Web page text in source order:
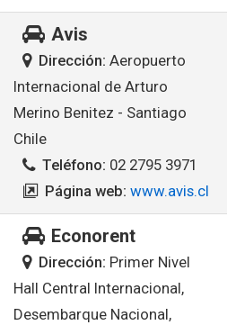
Avis
Dirección: Aeropuerto
Internacional de Arturo
Merino Benitez - Santiago
Chile
Teléfono: 02 2795 3971
Página web: www.avis.cl
Econorent
Dirección: Primer Nivel
Hall Central Internacional,
Desembarque Nacional,